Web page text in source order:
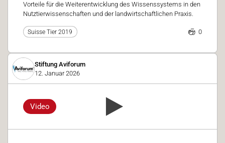
Vorteile für die Weiterentwicklung des Wissenssystems in den
Nutztierwissenschaften und der landwirtschaftlichen Praxis.
Suisse Tier 2019 0
Stiftung Aviforum
12. Januar 2026
Video